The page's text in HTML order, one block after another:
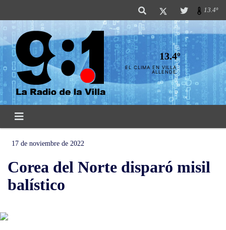
13.4º
13.4º
EL CLIMA EN VILLA
ALLENDE
17 de noviembre de 2022
Corea del Norte disparó misil
balístico